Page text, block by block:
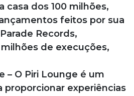
casa dos 100 milhões,
feitos por sua
Records,
de execuções,
– O Piri Lounge é um
proporcionar experiências